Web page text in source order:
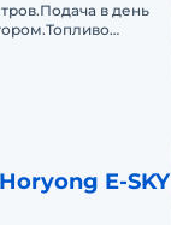
в день
E-SKY